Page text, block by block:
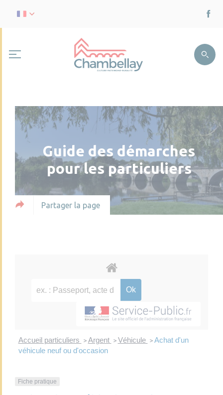
Guide des démarches
pour les particuliers
Partager la page
Accueil particuliers > Argent > Véhicule > Achat d'un
véhicule neuf ou d'occasion
Fiche pratique